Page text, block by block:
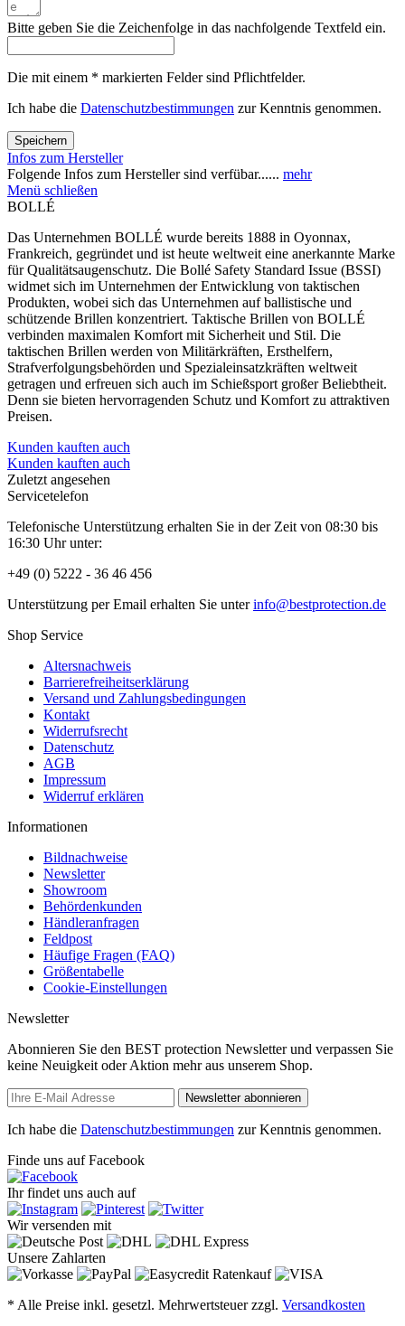
Bitte geben Sie die Zeichenfolge in das nachfolgende Textfeld ein.
Die mit einem * markierten Felder sind Pflichtfelder.
Ich habe die Datenschutzbestimmungen zur Kenntnis genommen.
Speichern
Infos zum Hersteller
Folgende Infos zum Hersteller sind verfübar...... mehr
Menü schließen
BOLLÉ
Das Unternehmen BOLLÉ wurde bereits 1888 in Oyonnax,
Frankreich, gegründet und ist heute weltweit eine anerkannte Marke
für Qualitätsaugenschutz. Die Bollé Safety Standard Issue (BSSI)
widmet sich im Unternehmen der Entwicklung von taktischen
Produkten, wobei sich das Unternehmen auf ballistische und
schützende Brillen konzentriert. Taktische Brillen von BOLLÉ
verbinden maximalen Komfort mit Sicherheit und Stil. Die
taktischen Brillen werden von Militärkräften, Ersthelfern,
Strafverfolgungsbehörden und Spezialeinsatzkräften weltweit
getragen und erfreuen sich auch im Schießsport großer Beliebtheit.
Denn sie bieten hervorragenden Schutz und Komfort zu attraktiven
Preisen.
Kunden kauften auch
Kunden kauften auch
Zuletzt angesehen
Servicetelefon
Telefonische Unterstützung erhalten Sie in der Zeit von 08:30 bis
16:30 Uhr unter:
+49 (0) 5222 - 36 46 456
Unterstützung per Email erhalten Sie unterinfo@bestprotection.de
Shop Service
Altersnachweis
Barrierefreiheitserklärung
Versand und Zahlungsbedingungen
Kontakt
Widerrufsrecht
Datenschutz
AGB
Impressum
Widerruf erklären
Informationen
Bildnachweise
Newsletter
Showroom
Behördenkunden
Händleranfragen
Feldpost
Häufige Fragen (FAQ)
Größentabelle
Cookie-Einstellungen
Newsletter
Abonnieren Sie den BEST protection Newsletter und verpassen Sie
keine Neuigkeit oder Aktion mehr aus unserem Shop.
Newsletter abonnieren
Ich habe die Datenschutzbestimmungen zur Kenntnis genommen.
Finde uns auf Facebook
Ihr findet uns auch auf
Wir versenden mit
Unsere Zahlarten
* Alle Preise inkl. gesetzl. Mehrwertsteuer zzgl. Versandkosten